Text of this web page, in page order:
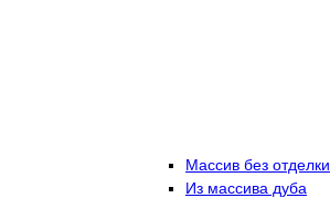
Массив без отделки
Из массива дуба